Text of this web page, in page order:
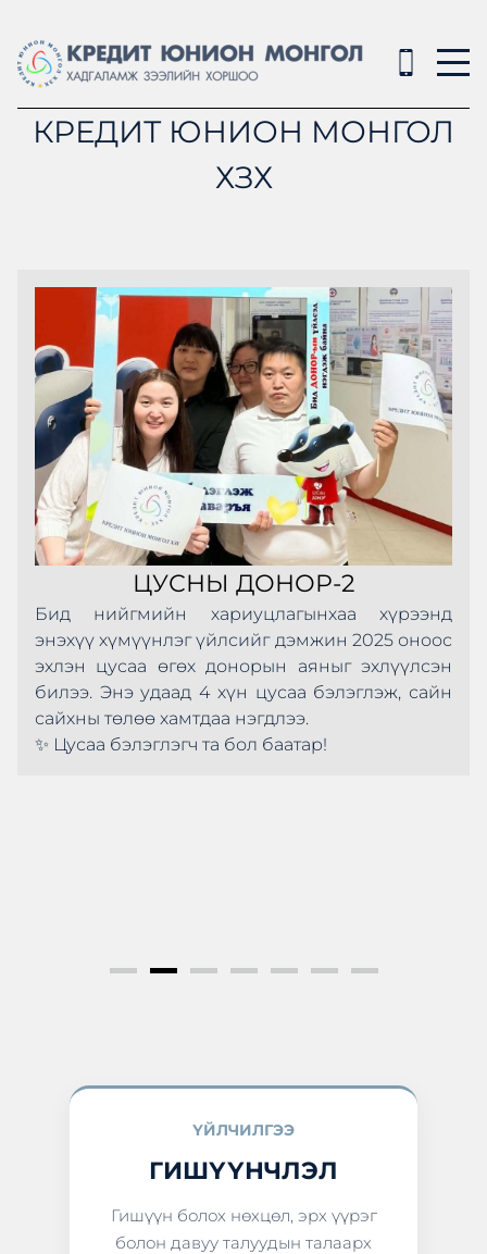
КРЕДИТ ЮНИОН МОНГОЛ
ХЗХ
ЦУСНЫ ДОНОР-2
Бид нийгмийн хариуцлагынхаа хүрээнд
энэхүү хүмүүнлэг үйлсийг дэмжин 2025 оноос
эхлэн цусаа өгөх донорын аяныг эхлүүлсэн
билээ. Энэ удаад 4 хүн цусаа бэлэглэж, сайн
сайхны төлөө хамтдаа нэгдлээ.
✨ Цусаа бэлэглэгч та бол баатар!
ҮЙЛЧИЛГЭЭ
ГИШҮҮНЧЛЭЛ
Гишүүн болох нөхцөл, эрх үүрэг
болон давуу талуудын талаарх